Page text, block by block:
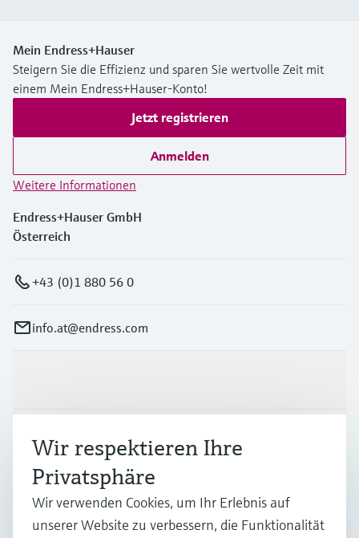
Mein Endress+Hauser
Steigern Sie die Effizienz und sparen Sie wertvolle Zeit mit
einem Mein Endress+Hauser-Konto!
Jetzt registrieren
Anmelden
Weitere Informationen
Endress+Hauser GmbH
Österreich
+43 (0)1 880 56 0
info.at@endress.com
Branchen
Support
Wir respektieren Ihre
Privatsphäre
Wir verwenden Cookies, um Ihr Erlebnis auf
unserer Website zu verbessern, die Funktionalität